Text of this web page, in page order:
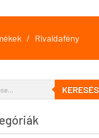
Rivaldafény
KERESÉS